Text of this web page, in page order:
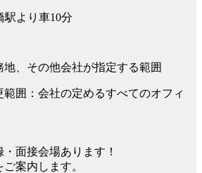
駅より車10分
地、その他会社が指定する範囲
範囲：会社の定めるすべてのオフィ
面接会場あります！
案内します。